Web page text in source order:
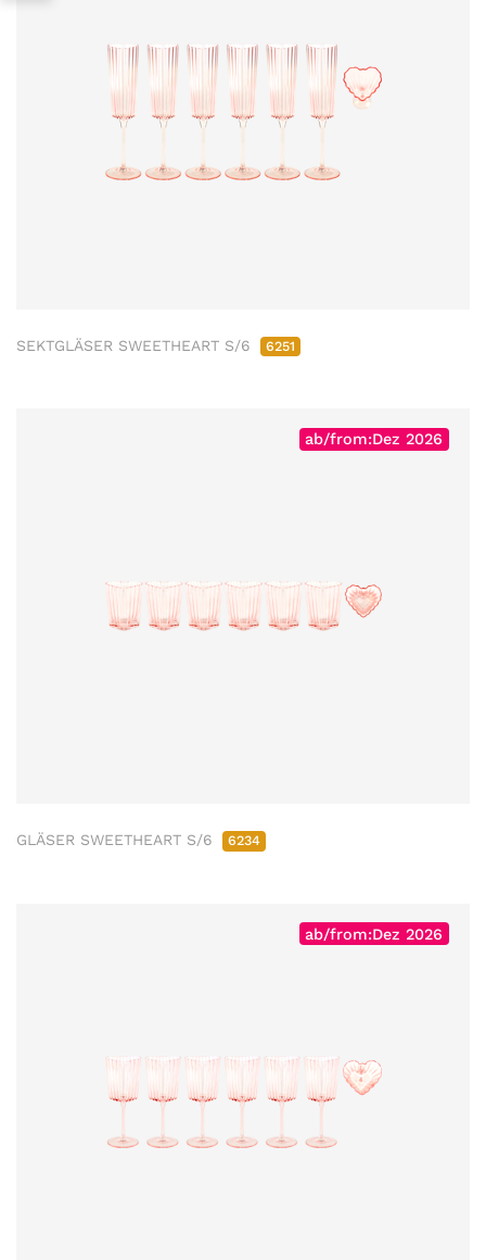
SEKTGLÄSER SWEETHEART S/6 6251
ab/from:Dez 2026
GLÄSER SWEETHEART S/6 6234
ab/from:Dez 2026